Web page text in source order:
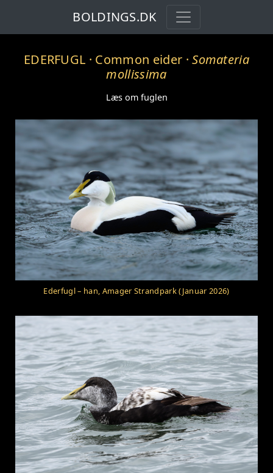
BOLDINGS.DK
EDERFUGL · Common eider ·Somateria
mollissima
Læs om fuglen
Ederfugl – han, Amager Strandpark (Januar 2026)